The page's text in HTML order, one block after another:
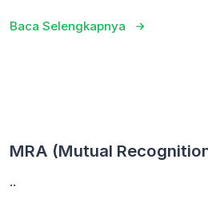
Baca Selengkapnya
MRA (Mutual
..